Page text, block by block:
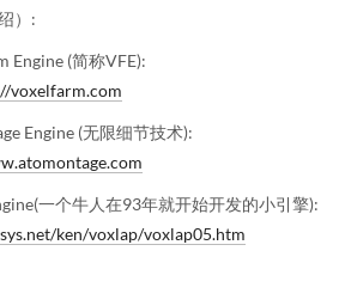
）:
Engine (简称VFE):
voxelfarm.com
Engine (无限细节技术):
一个牛人在93年就开始开发的小引擎):
ken/voxlap/voxlap05.htm